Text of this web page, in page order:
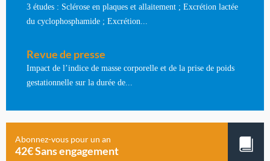
3 études : Sclérose en plaques et allaitement ; Excrétion lactée
du cyclophosphamide ; Excrétion...
Revue de presse
Impact de l’indice de masse corporelle et de la prise de poids
gestationnelle sur la durée de...
Abonnez-vous pour un an
42€ Sans engagement